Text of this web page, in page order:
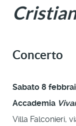
Concerto
Sabato 8
Accademia
Villa Falconieri,